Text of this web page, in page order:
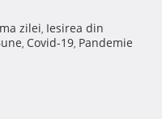
zilei, Iesirea din
, Covid-19, Pandemie